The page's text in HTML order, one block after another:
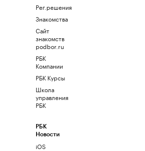
Рег.решения
Знакомства
Сайт
знакомств
podbor.ru
РБК
Компании
РБК Курсы
Школа
управления
РБК
РБК
Новости
iOS